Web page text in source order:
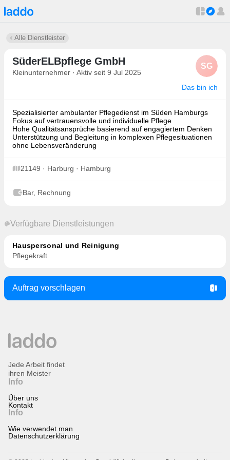
Alle Dienstleister
SüderELBpflege GmbH
Kleinunternehmer · Aktiv seit 9 Jul 2025
SG
Das bin ich
Spezialisierter ambulanter Pflegedienst im Süden Hamburgs
Fokus auf vertrauensvolle und individuelle Pflege
Hohe Qualitätsansprüche basierend auf engagiertem Denken
Unterstützung und Begleitung in komplexen Pflegesituationen
ohne Lebensveränderung
21149 · Harburg · Hamburg
Bar, Rechnung
Verfügbare Dienstleistungen
Hauspersonal und Reinigung
Pflegekraft
Auftrag vorschlagen
Info
Über uns
Kontakt
Info
Wie verwendet man
Datenschutzerklärung
Jede Arbeit findet
ihren Meister